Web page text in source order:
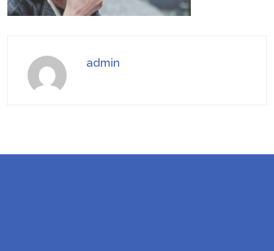
admin